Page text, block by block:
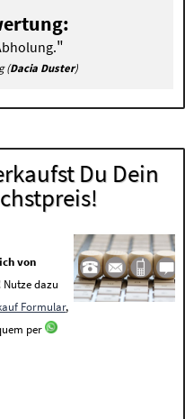
"
(Dacia Duster)
Du Dein
von
Nutze dazu
Formular,
per